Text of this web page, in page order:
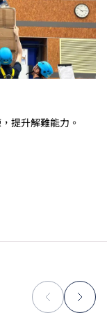
提升解難能力。